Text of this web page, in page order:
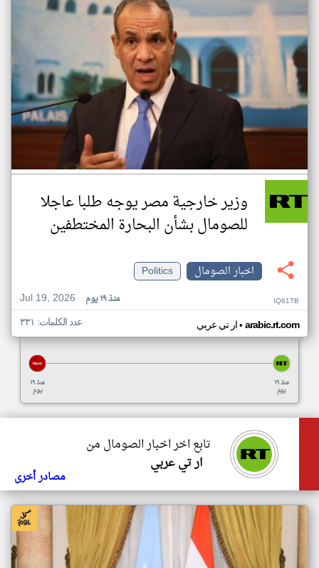
وزير خارجية مصر يوجه طلبا عاجلا
للصومال بشأن البحارة المختطفين
اخبار الصومال
Politics
Jul 19, 2026
منذ ١٩ يوم IQ61TB
ار تي عربي• arabic.rt.com عدد الكلمات: ٣٣١
منذ ١٩
يوم
منذ ١٩
يوم
تابع اخر اخبار الصومال من
ار تي عربي
مصادر أخرى